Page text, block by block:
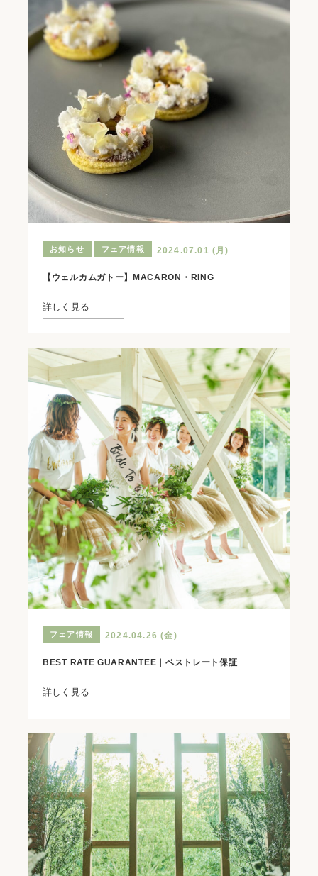
お知らせ フェア情報 2024.07.01 (月)
【ウェルカムガトー】MACARON・RING
詳しく見る
フェア情報 2024.04.26 (金)
BEST RATE GUARANTEE｜ベストレート保証
詳しく見る